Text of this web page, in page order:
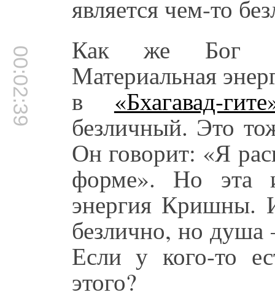
является чем-то
00:02:39 Как же Бог
Материальная
в «Бхагавад-
безличный. Это
Он говорит: «Я
форме». Но эта
энергия Кришны.
безлично, но душа
Если у кого-то
этого?